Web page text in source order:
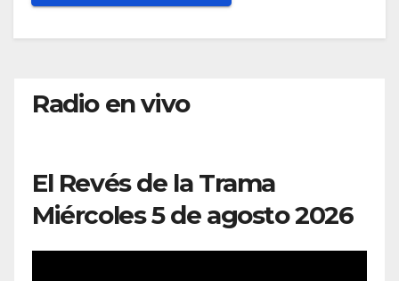
Radio en vivo
El Revés de la Trama
Miércoles 5 de agosto 2026